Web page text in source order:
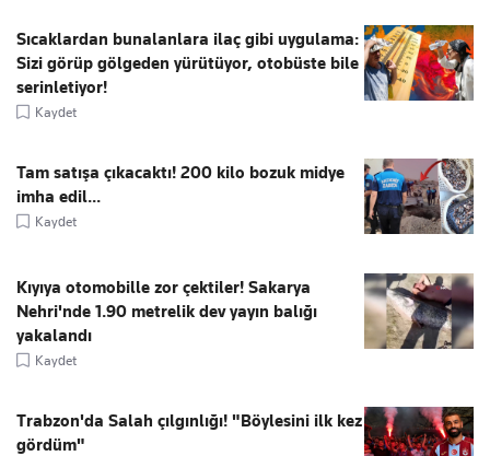
Sıcaklardan bunalanlara ilaç gibi uygulama:
Sizi görüp gölgeden yürütüyor, otobüste bile
serinletiyor!
Kaydet
Tam satışa çıkacaktı! 200 kilo bozuk midye
imha edil...
Kaydet
Kıyıya otomobille zor çektiler! Sakarya
Nehri'nde 1.90 metrelik dev yayın balığı
yakalandı
Kaydet
Trabzon'da Salah çılgınlığı! "Böylesini ilk kez
gördüm"